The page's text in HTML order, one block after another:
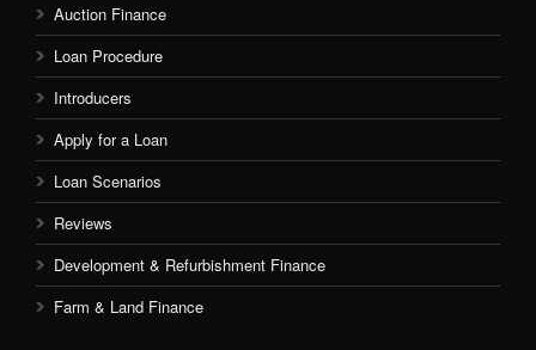
Auction Finance
Loan Procedure
Introducers
Apply for a Loan
Loan Scenarios
Reviews
Development & Refurbishment Finance
Farm & Land Finance